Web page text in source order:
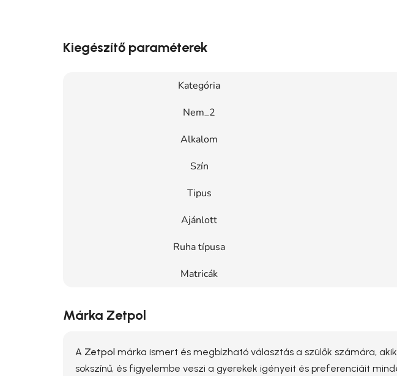
Kiegészítő paraméterek
Kategória
Nem_2
Alkalom
Szín
Tipus
Ajánlott
Ruha típusa
Matricák
Márka Zetpol
A Zetpol márka ismert és megbízható választás a szülők számára, akik
sokszínű, és figyelembe veszi a gyerekek igényeit és preferenciáit